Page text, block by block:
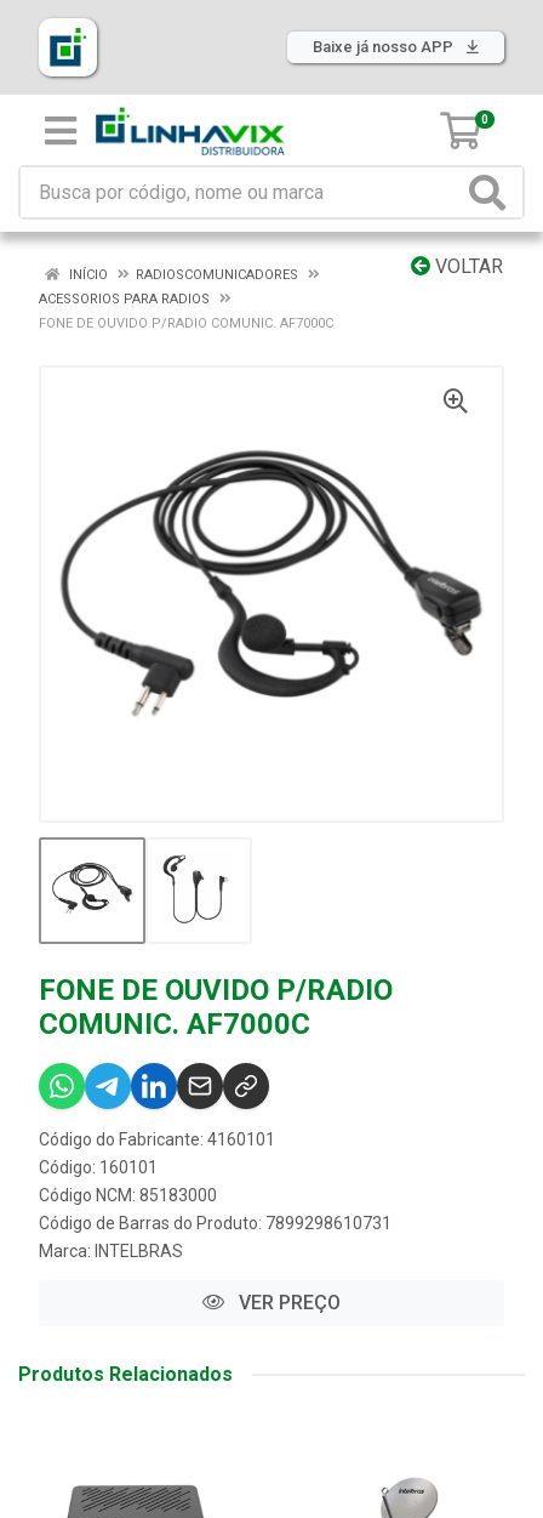
Baixe já nosso APP
0
VOLTAR
INÍCIO
RADIOSCOMUNICADORES
ACESSORIOS PARA RADIOS
FONE DE OUVIDO P/RADIO COMUNIC. AF7000C
FONE DE OUVIDO P/RADIO
COMUNIC. AF7000C
Código do Fabricante: 4160101
Código: 160101
Código NCM: 85183000
Código de Barras do Produto: 7899298610731
Marca: INTELBRAS
VER PREÇO
Produtos Relacionados